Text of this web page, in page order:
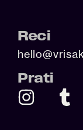
Reci
Prati